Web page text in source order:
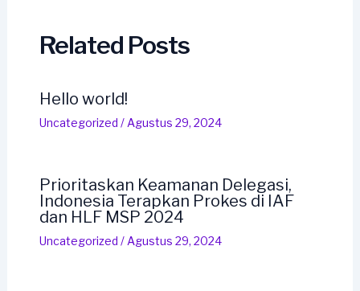
Related Posts
Hello world!
Uncategorized / Agustus 29, 2024
Prioritaskan Keamanan Delegasi,
Indonesia Terapkan Prokes di IAF
dan HLF MSP 2024
Uncategorized / Agustus 29, 2024